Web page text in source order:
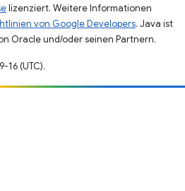
lizenziert. Weitere Informationen
von Google Developers. Java ist
Oracle und/oder seinen Partnern.
(UTC).